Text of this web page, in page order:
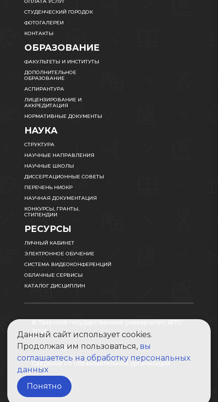
ОПЛАТА УСЛУГ
СТУДЕНЧЕСКИЙ ГОРОДОК
ФОТОГАЛЕРЕИ
КОНТАКТЫ
ОБРАЗОВАНИЕ
ФАКУЛЬТЕТЫ И ИНСТИТУТЫ
ДОПОЛНИТЕЛЬНОЕ
ОБРАЗОВАНИЕ
АСПИРАНТУРА
ЛИЦЕНЗИРОВАНИЕ И
АККРЕДИТАЦИЯ
НОРМАТИВНЫЕ ДОКУМЕНТЫ
НАУКА
СТРУКТУРА
НАУЧНЫЕ НАПРАВЛЕНИЯ
НАУЧНЫЕ ШКОЛЫ
ДИССЕРТАЦИОННЫЕ СОВЕТЫ
ПЕРЕЧЕНЬ НИОКР
НАУЧНАЯ ДОКУМЕНТАЦИЯ
КОНКУРСЫ, ГРАНТЫ,
СТИПЕНДИИ
РЕСУРСЫ
ЛИЧНЫЙ КАБИНЕТ
ЭЛЕКТРОННОЕ ОБУЧЕНИЕ
СИСТЕМА ВИДЕОКОНФЕРЕНЦИЙ
ОБЛАЧНЫЕ СЕРВИСЫ
КАТАЛОГ ДИСЦИПЛИН
2026
Карта сайта
Сведения об образовательной организации
Абитуриенту
Данный сайт использует cookies.
Продолжая им пользоваться, вы
соглашаетесь на обработку персональных
данных
Понятно